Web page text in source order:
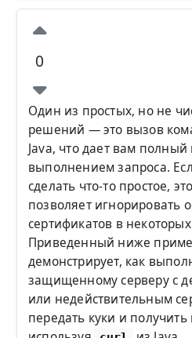
0
Один из простых, но не
решений — это вызов
Java, что дает вам полный
выполнением запроса.
сделать что-то простое,
позволяет игнорировать
сертификатов в
Приведенный ниже
демонстрирует, как
защищенному серверу с
или недействительным
передать куки и